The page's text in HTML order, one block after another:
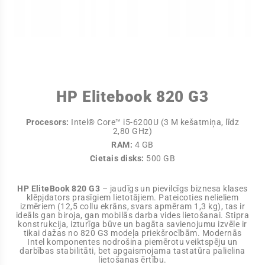
HP Elitebook 820 G3
Procesors: Intel® Core™ i5-6200U (3 M kešatmiņa, līdz
2,80 GHz)
RAM: 4 GB
Cietais disks: 500 GB
HP EliteBook 820 G3 – jaudīgs un pievilcīgs biznesa klases
klēpjdators prasīgiem lietotājiem. Pateicoties nelieliem
izmēriem (12,5 collu ekrāns, svars apmēram 1,3 kg), tas ir
ideāls gan biroja, gan mobilās darba vides lietošanai. Stipra
konstrukcija, izturīga būve un bagāta savienojumu izvēle ir
tikai dažas no 820 G3 modeļa priekšrocībām. Modernās
Intel komponentes nodrošina piemērotu veiktspēju un
darbības stabilitāti, bet apgaismojama tastatūra palielina
lietošanas ērtību.